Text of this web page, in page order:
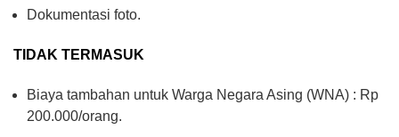
Dokumentasi foto.
TIDAK TERMASUK
Biaya tambahan untuk Warga Negara Asing (WNA) : Rp
200.000/orang.